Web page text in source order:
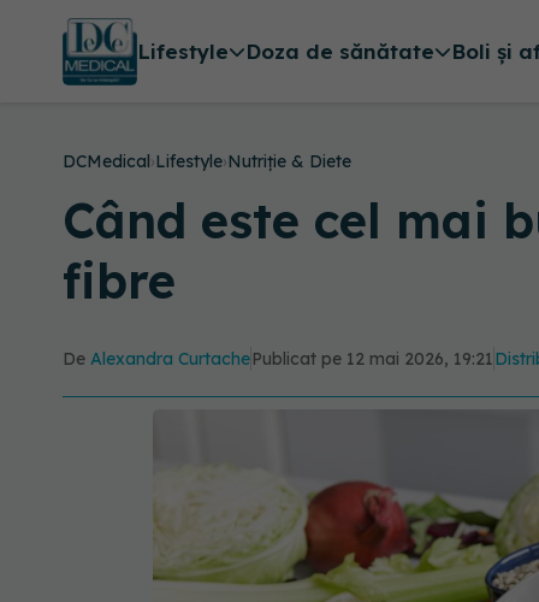
Lifestyle Doza de sănătate Boli și
DCMedical›Lifestyle›Nutriție & Diete
Când este cel mai
fibre
De Alexandra CurtachePublicat pe 12 mai 2026, 19:21